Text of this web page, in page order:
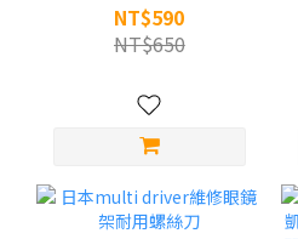
NT$590
NT$650